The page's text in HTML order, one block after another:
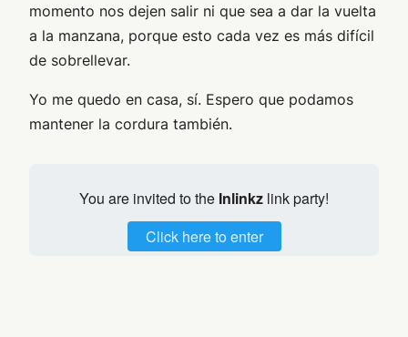
momento nos dejen salir ni que sea a dar la vuelta
a la manzana, porque esto cada vez es más difícil
de sobrellevar.
Yo me quedo en casa, sí. Espero que podamos
mantener la cordura también.
You are invited to the Inlinkz link party!
Click here to enter